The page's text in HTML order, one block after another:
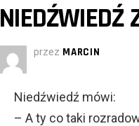
NIEDŹWIEDŹ
przez MARCIN
Niedźwiedź mówi:
– A ty co taki